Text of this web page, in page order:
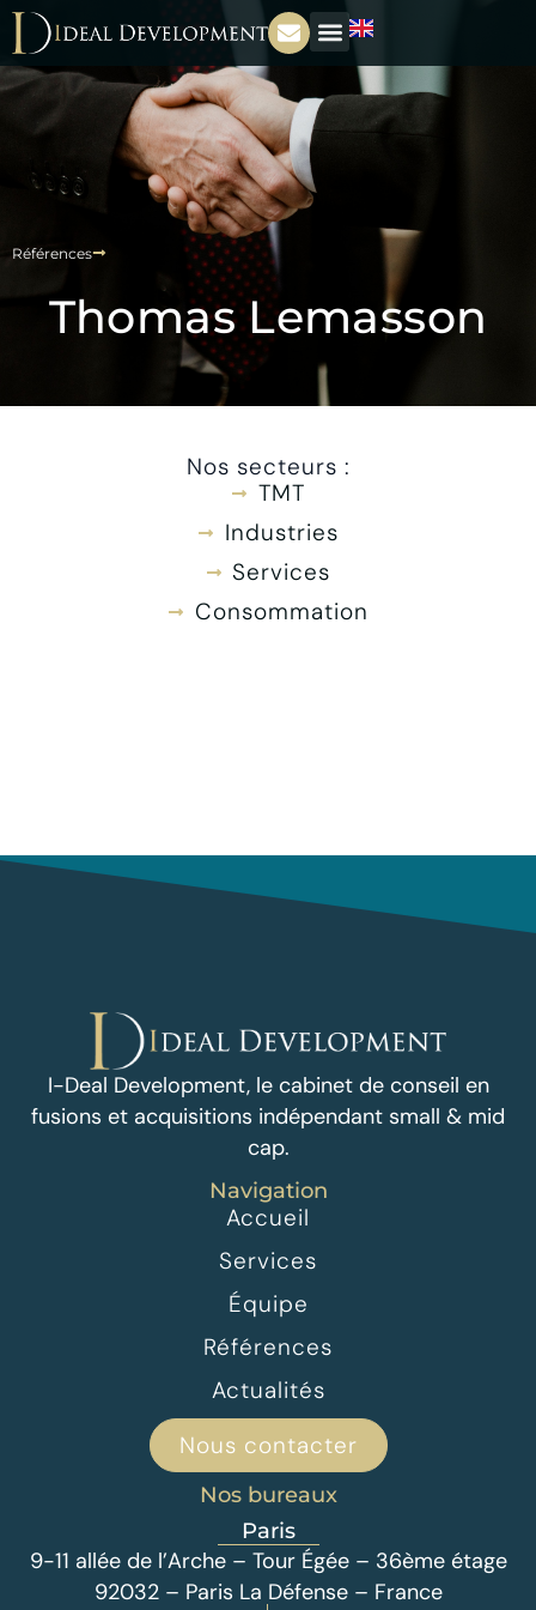
Références
Thomas Lemasson
Nos secteurs :
TMT
Industries
Services
Consommation
I-Deal Development, le cabinet de conseil en
fusions et acquisitions indépendant small & mid
cap.
Navigation
Accueil
Services
Équipe
Références
Actualités
Nous contacter
Nos bureaux
Paris
9-11 allée de l’Arche – Tour Égée – 36ème étage
92032 – Paris La Défense – France